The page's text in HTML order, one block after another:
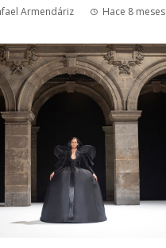
Armendáriz Hace 8 meses